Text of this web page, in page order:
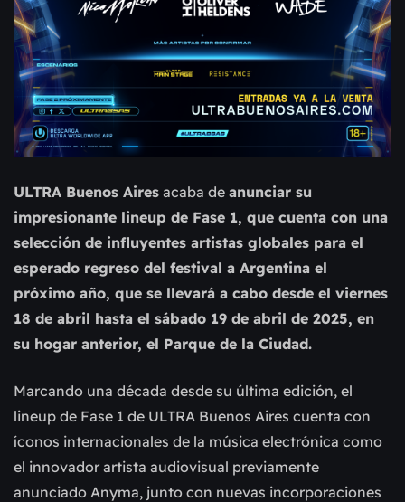
ULTRA Buenos Aires acaba de anunciar su
impresionante lineup de Fase 1, que cuenta con una
selección de influyentes artistas globales para el
esperado regreso del festival a Argentina el
próximo año, que se llevará a cabo desde el viernes
18 de abril hasta el sábado 19 de abril de 2025, en
su hogar anterior, el Parque de la Ciudad.
Marcando una década desde su última edición, el
lineup de Fase 1 de ULTRA Buenos Aires cuenta con
íconos internacionales de la música electrónica como
el innovador artista audiovisual previamente
anunciado Anyma, junto con nuevas incorporaciones